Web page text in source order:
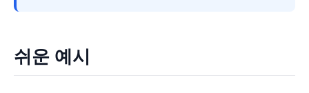
쉬운 예시